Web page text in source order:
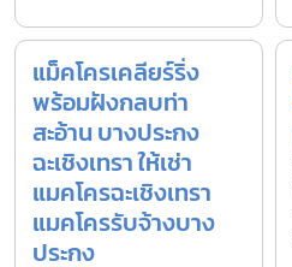
แม็คโครเคลียร์ริ่ง
พร้อมฝังกลบท่า
สะอ้าน บางประกง
ฉะเชิงเทรา ให้เช่า
แมคโครฉะเชิงเทรา
แมคโครรับจ้างบาง
ประกง